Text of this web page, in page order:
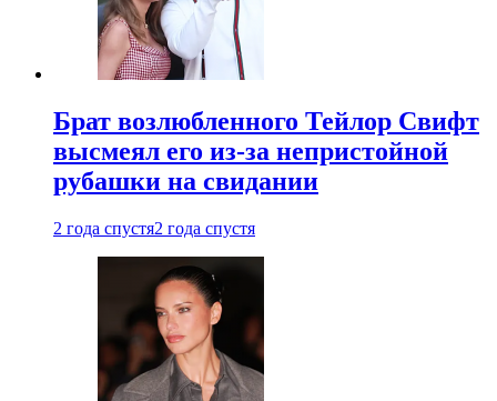
Брат возлюбленного Тейлор Свифт
высмеял его из-за непристойной
рубашки на свидании
2 года спустя2 года спустя